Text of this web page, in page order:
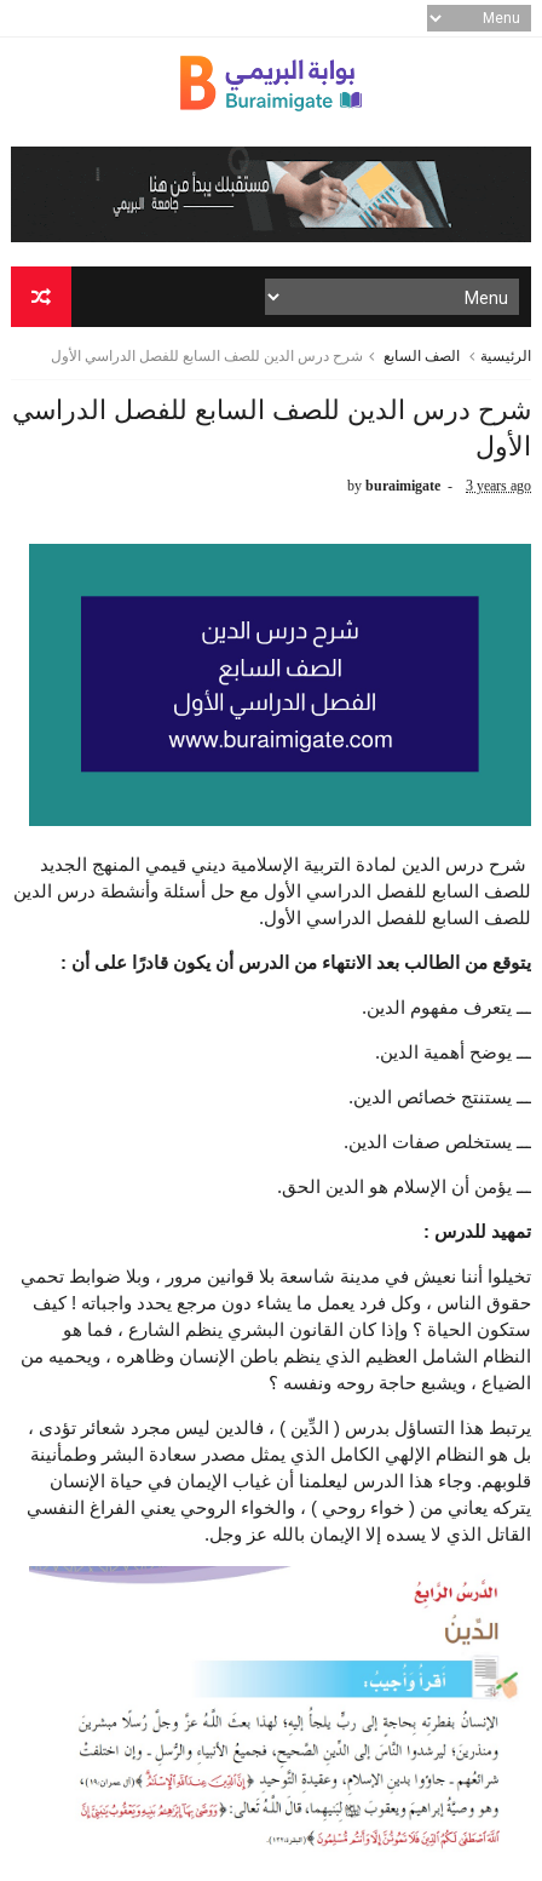
الرئيسية الصف السابع شرح درس الدين للصف السابع للفصل الدراسي الأول
شرح درس الدين للصف السابع للفصل الدراسي
الأول
byburaimigate 3 years ago
شرح درس الدين لمادة التربية الإسلامية ديني قيمي المنهج الجديد
للصف السابع للفصل الدراسي الأول مع حل أسئلة وأنشطة درس الدين
للصف السابع للفصل الدراسي الأول.
يتوقع من الطالب بعد الانتهاء من الدرس أن يكون قادرًا على أن :
ـــ يتعرف مفهوم الدين.
ـــ يوضح أهمية الدين.
ـــ يستنتج خصائص الدين.
ـــ يستخلص صفات الدين.
ـــ يؤمن أن الإسلام هو الدين الحق.
تمهيد للدرس :
تخيلوا أننا نعيش في مدينة شاسعة بلا قوانين مرور ، وبلا ضوابط تحمي
حقوق الناس ، وكل فرد يعمل ما يشاء دون مرجع يحدد واجباته ! كيف
ستكون الحياة ؟ وإذا كان القانون البشري ينظم الشارع ، فما هو
النظام الشامل العظيم الذي ينظم باطن الإنسان وظاهره ، ويحميه من
الضياع ، ويشبع حاجة روحه ونفسه ؟
يرتبط هذا التساؤل بدرس ( الدِّين ) ، فالدين ليس مجرد شعائر تؤدى ،
بل هو النظام الإلهي الكامل الذي يمثل مصدر سعادة البشر وطمأنينة
قلوبهم. وجاء هذا الدرس ليعلمنا أن غياب الإيمان في حياة الإنسان
يتركه يعاني من ( خواء روحي ) ، والخواء الروحي يعني الفراغ النفسي
القاتل الذي لا يسده إلا الإيمان بالله عز وجل.